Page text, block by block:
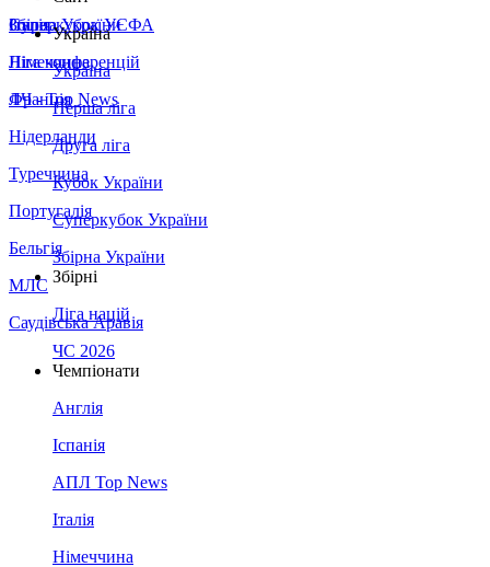
Збірна України
Італія
Німеччина
Франція
Нідерланди
Туреччина
Португалія
Бельгія
МЛС
Саудівська Аравія
Суперкубок УЄФА
Ліга конференцій
ЛЧ - Top News
Україна
Україна
Перша ліга
Друга ліга
Кубок України
Суперкубок України
Збірна України
Збірні
Ліга націй
ЧС 2026
Чемпіонати
Англія
Іспанія
АПЛ Top News
Італія
Німеччина